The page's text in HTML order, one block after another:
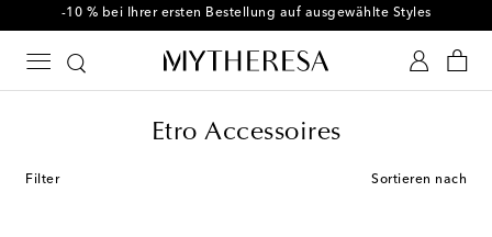
-10 % bei Ihrer ersten Bestellung auf ausgewählte Styles
Etro Accessoires
Filter Sortieren nach